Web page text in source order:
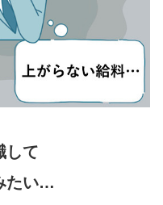
して
たい…